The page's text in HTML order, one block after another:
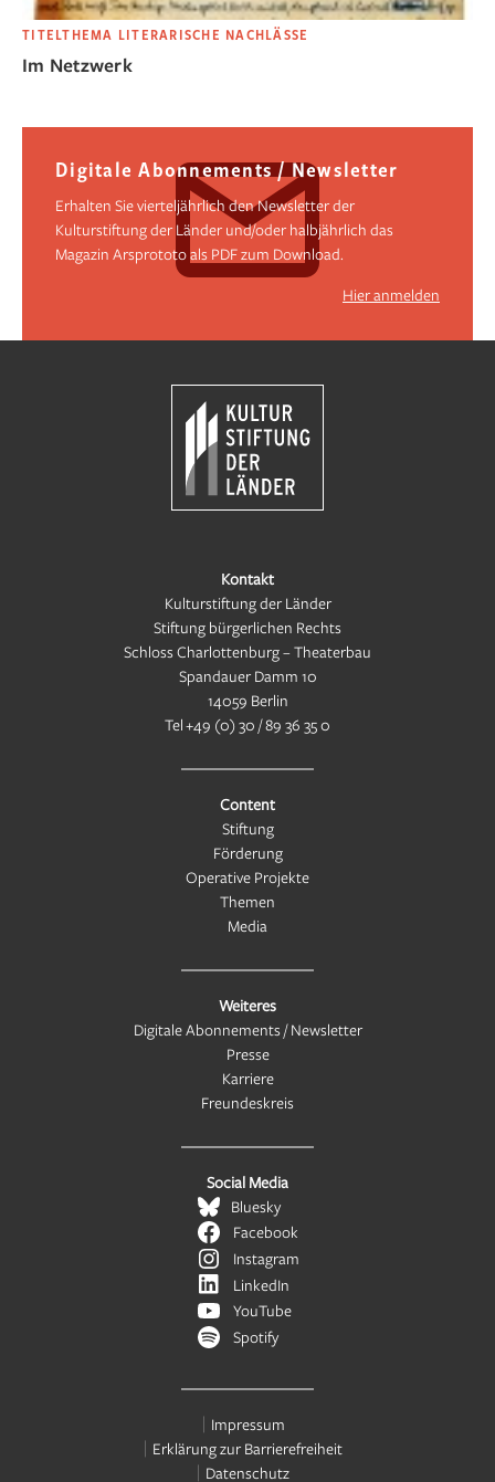
TITELTHEMA LITERARISCHE NACHLÄSSE
Im Netzwerk
Digitale Abonnements / Newsletter
Erhalten Sie vierteljährlich den Newsletter der
Kulturstiftung der Länder und/oder halbjährlich das
Magazin Arsprototo als PDF zum Download.
Hier anmelden
Kontakt
Kulturstiftung der Länder
Stiftung bürgerlichen Rechts
Schloss Charlottenburg – Theaterbau
Spandauer Damm 10
14059 Berlin
Tel+49 (0) 30 / 89 36 35 0
Content
Stiftung
Förderung
Operative Projekte
Themen
Media
Weiteres
Digitale Abonnements / Newsletter
Presse
Karriere
Freundeskreis
Social Media
Bluesky
Facebook
Instagram
LinkedIn
YouTube
Spotify
Impressum
Erklärung zur Barrierefreiheit
Datenschutz